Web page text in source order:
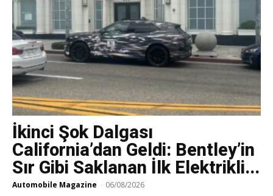
İkinci Şok Dalgası
California’dan Geldi: Bentley’in
Sır Gibi Saklanan İlk Elektrikli...
Automobile Magazine - 06/08/2026